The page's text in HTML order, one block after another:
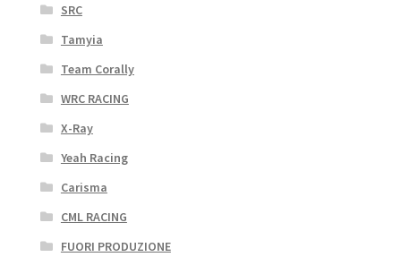
SRC
Tamyia
Team Corally
WRC RACING
X-Ray
Yeah Racing
Carisma
CML RACING
FUORI PRODUZIONE